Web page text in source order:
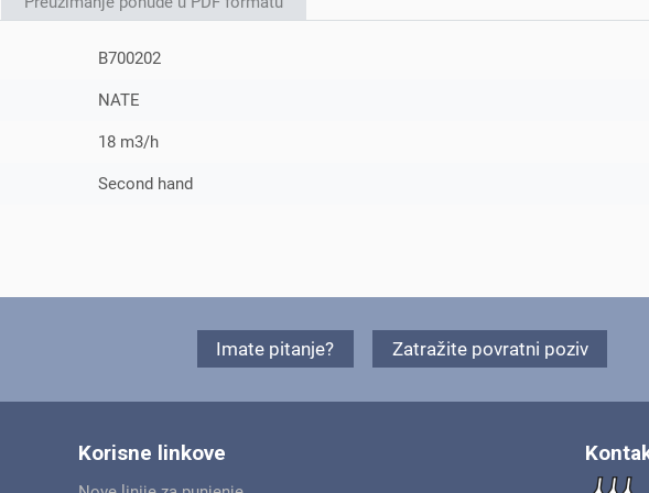
B700202
NATE
18 m3/h
Second hand
Imate pitanje? Zatražite povratni poziv
Korisne linkove